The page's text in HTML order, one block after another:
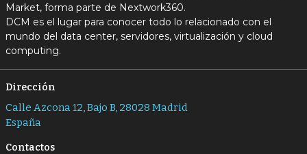
Market, forma parte de Nextwork360.
DCM es el lugar para conocer todo lo relacionado con el
mundo del data center, servidores, virtualización y cloud
computing.
Dirección
Calle Azcona 12, Bajo B, 28028 Madrid
España
Contactos